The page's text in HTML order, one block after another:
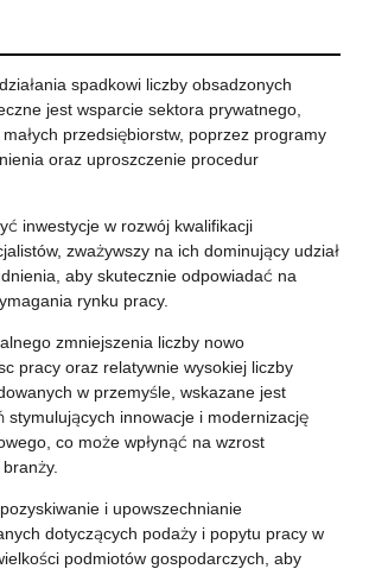
spadkowi liczby obsadzonych
jest wsparcie sektora prywatnego,
przedsiębiorstw, poprzez programy
oraz uproszczenie procedur
inwestycje w rozwój kwalifikacji
zważywszy na ich dominujący udział
aby skutecznie odpowiadać na
rynku pracy.
zmniejszenia liczby nowo
pracy oraz relatywnie wysokiej liczby
w przemyśle, wskazane jest
stymulujących innowacje i modernizację
co może wpłynąć na wzrost
i upowszechnianie
dotyczących podaży i popytu pracy w
podmiotów gospodarczych, aby